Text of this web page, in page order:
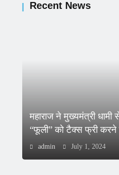
Recent News
महाराज ने मुख्यमंत्री धामी
“फूली” को टैक्स फ्री करने
admin July 1, 2024